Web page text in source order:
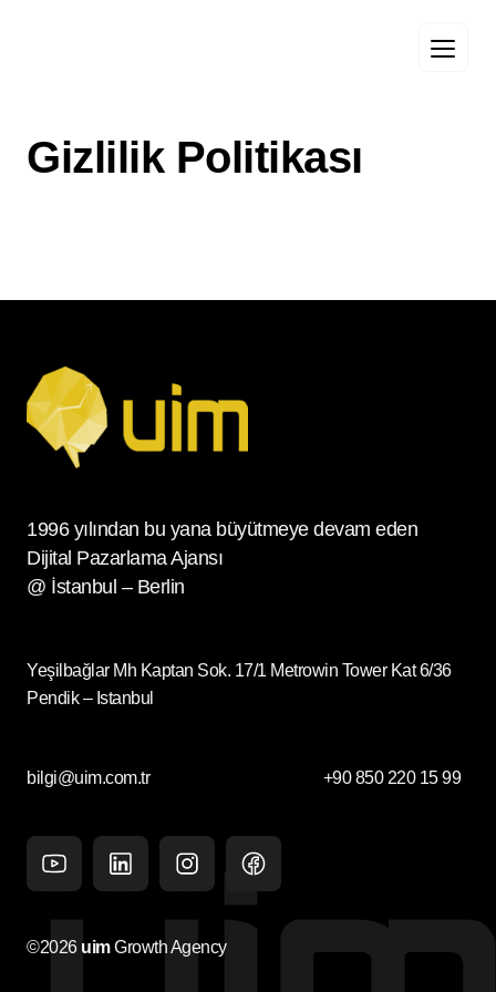
Gizlilik Politikası
1996 yılından bu yana büyütmeye devam eden
Dijital Pazarlama Ajansı
@ İstanbul – Berlin
Yeşilbağlar Mh Kaptan Sok. 17/1 Metrowin Tower Kat 6/36
Pendik – Istanbul
bilgi@uim.com.tr +90 850 220 15 99
©2026 uimGrowth Agency